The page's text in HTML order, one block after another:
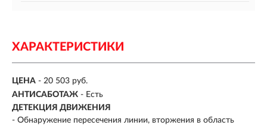
ХАРАКТЕРИСТИКИ
ЦЕНА - 20 503 руб.
АНТИСАБОТАЖ - Есть
ДЕТЕКЦИЯ ДВИЖЕНИЯ
- Обнаружение пересечения линии, вторжения в область